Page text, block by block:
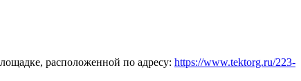
расположенной по адресу: https://www.tektorg.ru/223-